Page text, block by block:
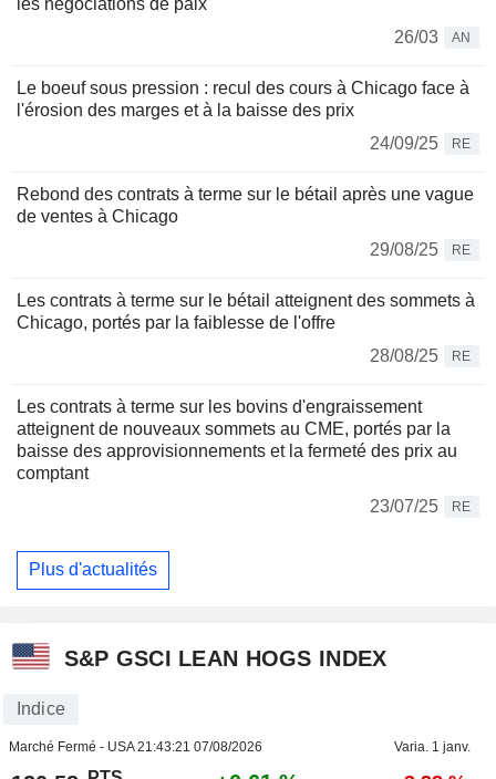
26/03
AN
Le boeuf sous pression : recul des cours à Chicago face à
l'érosion des marges et à la baisse des prix
24/09/25
RE
Rebond des contrats à terme sur le bétail après une vague
de ventes à Chicago
29/08/25
RE
Les contrats à terme sur le bétail atteignent des sommets à
Chicago, portés par la faiblesse de l'offre
28/08/25
RE
Les contrats à terme sur les bovins d'engraissement
atteignent de nouveaux sommets au CME, portés par la
baisse des approvisionnements et la fermeté des prix au
comptant
23/07/25
RE
Plus d'actualités
S&P GSCI LEAN HOGS INDEX
Indice
Marché Fermé - USA21:43:21 07/08/2026 Varia. 1 janv.